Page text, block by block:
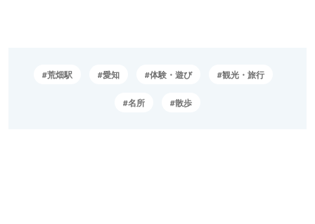
荒畑駅 愛知 体験・遊び 観光・旅行
名所 散歩